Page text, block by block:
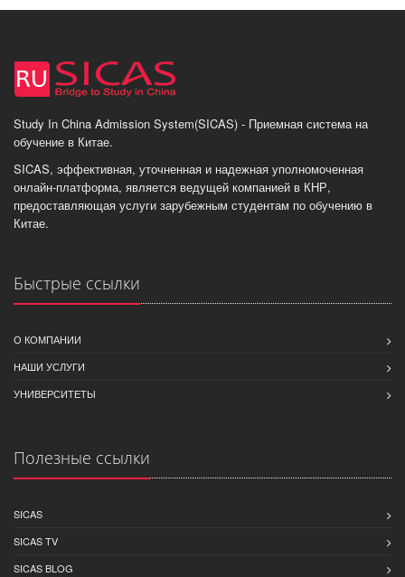
Study In China Admission System(SICAS) - Приемная система на
обучение в Китае.
SICAS, эффективная, уточненная и надежная уполномоченная
онлайн-платформа, является ведущей компанией в КНР,
предоставляющая услуги зарубежным студентам по обучению в
Китае.
Быстрые ссылки
О КОМПАНИИ
НАШИ УСЛУГИ
УНИВЕРСИТЕТЫ
Полезные ссылки
SICAS
SICAS TV
SICAS BLOG